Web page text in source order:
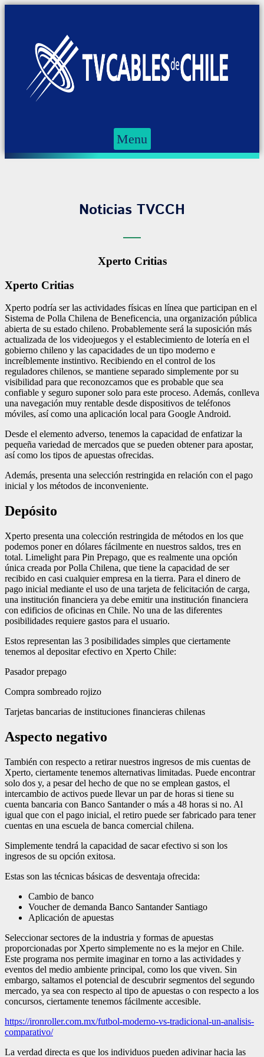
Menu
Noticias TVCCH
Xperto Critias
Xperto Critias
Xperto podría ser las actividades físicas en línea que participan en el
Sistema de Polla Chilena de Beneficencia, una organización pública
abierta de su estado chileno. Probablemente será la suposición más
actualizada de los videojuegos y el establecimiento de lotería en el
gobierno chileno y las capacidades de un tipo moderno e
increíblemente instintivo. Recibiendo en el control de los
reguladores chilenos, se mantiene separado simplemente por su
visibilidad para que reconozcamos que es probable que sea
confiable y seguro suponer solo para este proceso. Además, conlleva
una navegación muy rentable desde dispositivos de teléfonos
móviles, así como una aplicación local para Google Android.
Desde el elemento adverso, tenemos la capacidad de enfatizar la
pequeña variedad de mercados que se pueden obtener para apostar,
así como los tipos de apuestas ofrecidas.
Además, presenta una selección restringida en relación con el pago
inicial y los métodos de inconveniente.
Depósito
Xperto presenta una colección restringida de métodos en los que
podemos poner en dólares fácilmente en nuestros saldos, tres en
total. Limelight para Pin Prepago, que es realmente una opción
única creada por Polla Chilena, que tiene la capacidad de ser
recibido en casi cualquier empresa en la tierra. Para el dinero de
pago inicial mediante el uso de una tarjeta de felicitación de carga,
una institución financiera ya debe emitir una institución financiera
con edificios de oficinas en Chile. No una de las diferentes
posibilidades requiere gastos para el usuario.
Estos representan las 3 posibilidades simples que ciertamente
tenemos al depositar efectivo en Xperto Chile:
Pasador prepago
Compra sombreado rojizo
Tarjetas bancarias de instituciones financieras chilenas
Aspecto negativo
También con respecto a retirar nuestros ingresos de mis cuentas de
Xperto, ciertamente tenemos alternativas limitadas. Puede encontrar
solo dos y, a pesar del hecho de que no se emplean gastos, el
intercambio de activos puede llevar un par de horas si tiene su
cuenta bancaria con Banco Santander o más a 48 horas si no. Al
igual que con el pago inicial, el retiro puede ser fabricado para tener
cuentas en una escuela de banca comercial chilena.
Simplemente tendrá la capacidad de sacar efectivo si son los
ingresos de su opción exitosa.
Estas son las técnicas básicas de desventaja ofrecida:
Cambio de banco
Voucher de demanda Banco Santander Santiago
Aplicación de apuestas
Seleccionar sectores de la industria y formas de apuestas
proporcionadas por Xperto simplemente no es la mejor en Chile.
Este programa nos permite imaginar en torno a las actividades y
eventos del medio ambiente principal, como los que viven. Sin
embargo, saltamos el potencial de descubrir segmentos del segundo
mercado, ya sea con respecto al tipo de apuestas o con respecto a los
concursos, ciertamente tenemos fácilmente accesible.
https://ironroller.com.mx/futbol-moderno-vs-tradicional-un-analisis-
comparativo/
La verdad directa es que los individuos pueden adivinar hacia las